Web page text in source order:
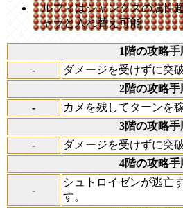
ルフィはシャンクスの属性
ャラと入れ替え可能
1階の攻略手
-
ダメージを受けずに突
2階の攻略手
-
カメを残してターンを
3階の攻略手
-
ダメージを受けずに突破
4階の攻略手
-
シュトロイゼンが逃亡
す。